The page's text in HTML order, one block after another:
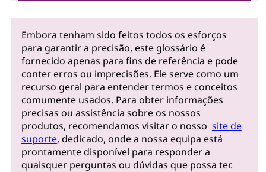
Embora tenham sido feitos todos os esforços
para garantir a precisão, este glossário é
fornecido apenas para fins de referência e pode
conter erros ou imprecisões. Ele serve como um
recurso geral para entender termos e conceitos
comumente usados. Para obter informações
precisas ou assistência sobre os nossos
produtos, recomendamos visitar o nosso site de
suporte, dedicado, onde a nossa equipa está
prontamente disponível para responder a
quaisquer perguntas ou dúvidas que possa ter.